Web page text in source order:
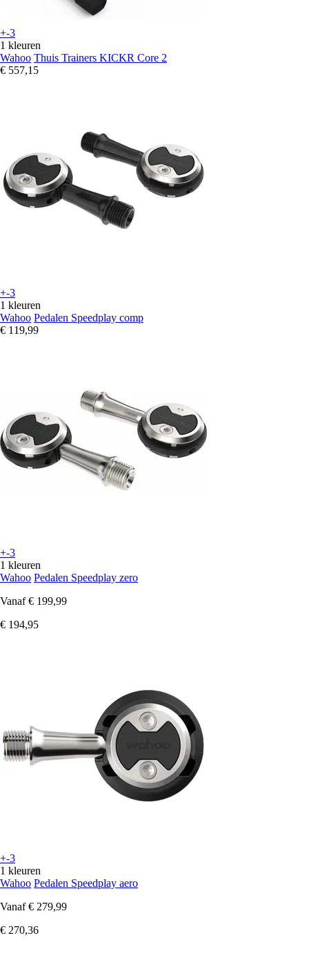
+-3
1 kleuren
Wahoo Thuis Trainers KICKR Core 2
€ 557,15
+-3
1 kleuren
Wahoo Pedalen Speedplay comp
€ 119,99
+-3
1 kleuren
Wahoo Pedalen Speedplay zero
Vanaf € 199,99
€ 194,95
+-3
1 kleuren
Wahoo Pedalen Speedplay aero
Vanaf € 279,99
€ 270,36